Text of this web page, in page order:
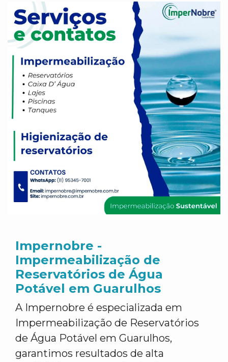
Impernobre -
Impermeabilização de
Reservatórios de Água
Potável em Guarulhos
A Impernobre é especializada em
Impermeabilização de Reservatórios
de Água Potável em Guarulhos,
garantimos resultados de alta